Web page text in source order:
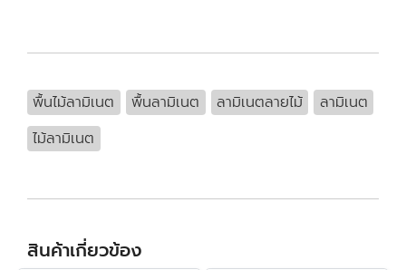
พื้นไม้ลามิเนต พื้นลามิเนต ลามิเนตลายไม้
ลามิเนต
ไม้ลามิเนต
สินค้าเกี่ยวข้อง